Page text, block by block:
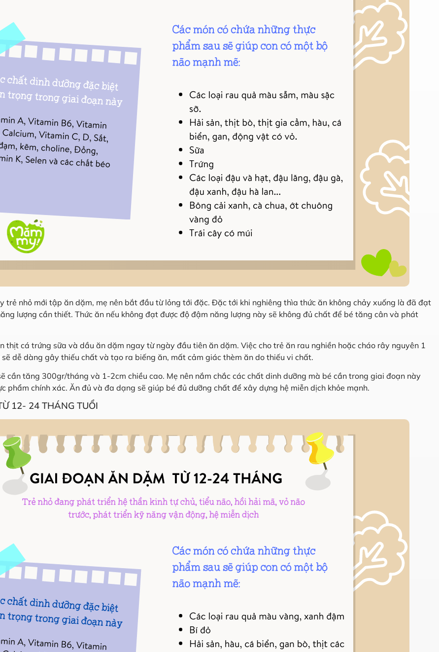
trẻ nhỏ mới tập ăn dặm, mẹ nên bắt đầu từ lỏng tới đặc. Đặc tới khi nghiêng thìa thức ăn không chảy xuống là đã đạt
lượng cần thiết. Thức ăn nếu không đạt được độ đậm năng lượng này sẽ không đủ chất để bé tăng cân và phát
thịt cá trứng sữa và dầu ăn dặm ngay từ ngày đầu tiên ăn dặm. Việc cho trẻ ăn rau nghiền hoặc cháo rây nguyên 1
dễ dàng gây thiếu chất và tạo ra biếng ăn, mất cảm giác thèm ăn do thiếu vi chất.
cần tăng 300gr/tháng và 1-2cm chiều cao. Mẹ nên nắm chắc các chất dinh dưỡng mà bé cần trong giai đoạn này
phẩm chính xác. Ăn đủ và đa dạng sẽ giúp bé đủ dưỡng chất để xây dựng hệ miễn dịch khỏe mạnh.
12- 24 THÁNG TUỔI